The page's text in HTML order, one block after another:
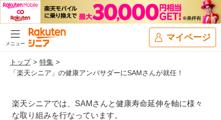
メニュー
マイページ
トップ
特集
「楽天シニア」の健康アンバサダーにSAMさんが就任！
楽天シニアでは、SAMさんと健康寿命延伸を軸に様々
な取り組みを行なっています。